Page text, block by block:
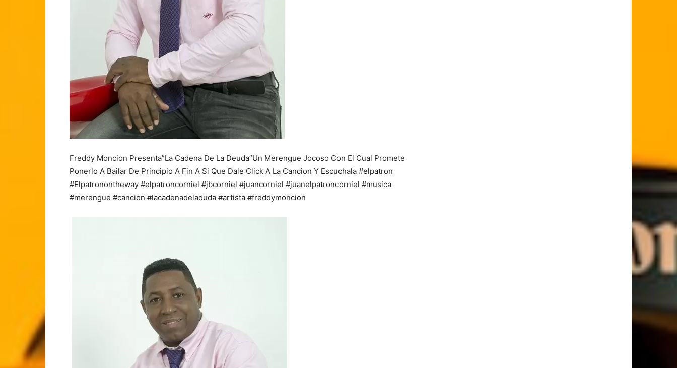
Freddy Moncion Presenta”La Cadena De La Deuda”Un Merengue Jocoso Con El Cual Promete
Ponerlo A Bailar De Principio A Fin A Si Que Dale Click A La Cancion Y Escuchala #elpatron
#Elpatronontheway #elpatroncorniel #jbcorniel #juancorniel #juanelpatroncorniel #musica
#merengue #cancion #lacadenadeladuda #artista #freddymoncion